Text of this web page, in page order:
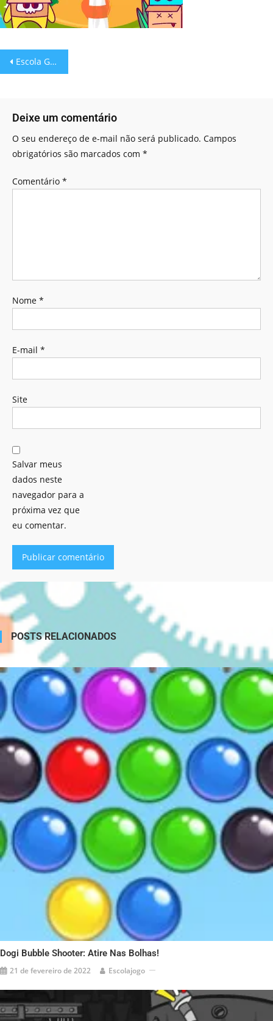
Escola Games: Hora de Pintar Monstrinhos!
Deixe um comentário
O seu endereço de e-mail não será publicado. Campos
obrigatórios são marcados com *
Comentário *
Nome *
E-mail *
Site
Salvar meus
dados neste
navegador para a
próxima vez que
eu comentar.
POSTS RELACIONADOS
Dogi Bubble Shooter: Atire Nas Bolhas!
21 de fevereiro de 2022 Escolajogo